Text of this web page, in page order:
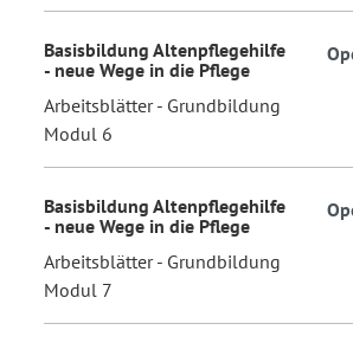
Basisbildung Altenpflegehilfe
- neue Wege in die Pflege
Arbeitsblätter - Grundbildung
Modul 6
Basisbildung Altenpflegehilfe
- neue Wege in die Pflege
Arbeitsblätter - Grundbildung
Modul 7